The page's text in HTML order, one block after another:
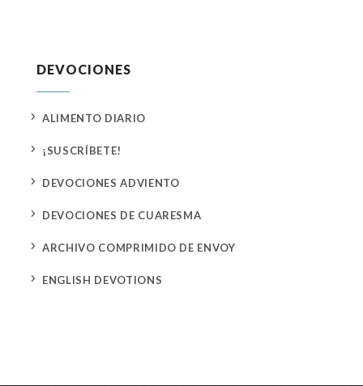
DEVOCIONES
5 ALIMENTO DIARIO
5 ¡SUSCRÍBETE!
5 DEVOCIONES ADVIENTO
5 DEVOCIONES DE CUARESMA
5 ARCHIVO COMPRIMIDO DE ENVOY
5 ENGLISH DEVOTIONS